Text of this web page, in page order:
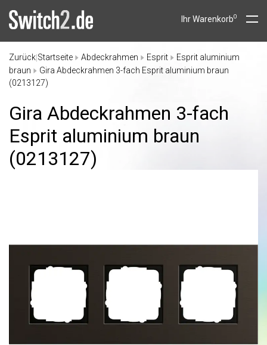
Ihr Warenkorb0
Zurück Startseite Abdeckrahmen Esprit
Esprit aluminium
braun
Gira Abdeckrahmen 3-fach Esprit aluminium braun
(0213127)
Gira Abdeckrahmen 3-fach
Esprit aluminium braun
(0213127)